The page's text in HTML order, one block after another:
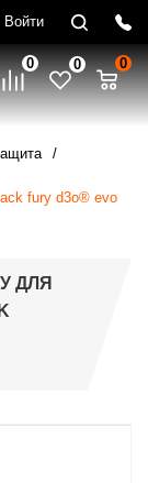
Войти
0 0 0
fury d3o® evo
ДЛЯ